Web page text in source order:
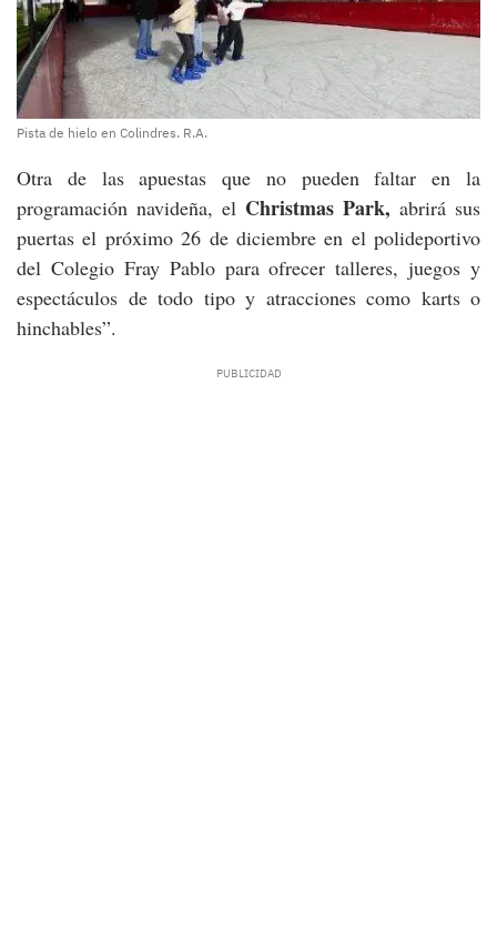
Pista de hielo en Colindres. R.A.
Otra de las apuestas que no pueden faltar en la
programación navideña, el Christmas Park, abrirá sus
puertas el próximo 26 de diciembre en el polideportivo
del Colegio Fray Pablo para ofrecer talleres, juegos y
espectáculos de todo tipo y atracciones como karts o
hinchables”.